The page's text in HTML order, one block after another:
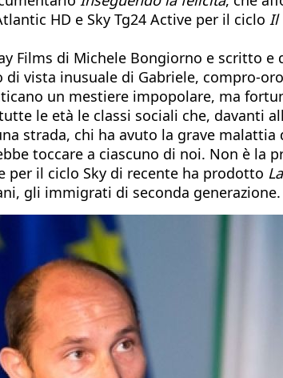
HD e Sky Tg24 Active per il ciclo Il
Films di Michele Bongiorno e scritto
vista inusuale di Gabriele, compro-
un mestiere impopolare, ma
le età le classi sociali che, davanti
strada, chi ha avuto la grave
toccare a ciascuno di noi. Non è la
per il ciclo Sky di recente ha prodotto
gli immigrati di seconda generazione.